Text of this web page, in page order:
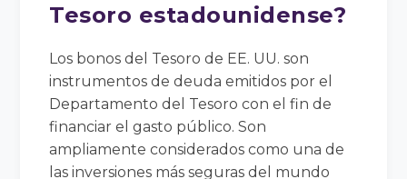
Tesoro estadounidense?
Los bonos del Tesoro de EE. UU. son
instrumentos de deuda emitidos por el
Departamento del Tesoro con el fin de
financiar el gasto público. Son
ampliamente considerados como una de
las inversiones más seguras del mundo